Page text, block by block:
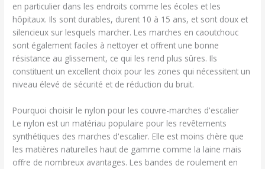
en particulier dans les endroits comme les écoles et les
hôpitaux. Ils sont durables, durent 10 à 15 ans, et sont doux et
silencieux sur lesquels marcher. Les marches en caoutchouc
sont également faciles à nettoyer et offrent une bonne
résistance au glissement, ce qui les rend plus sûres. Ils
constituent un excellent choix pour les zones qui nécessitent un
niveau élevé de sécurité et de réduction du bruit.
Pourquoi choisir le nylon pour les couvre-marches d'escalier
Le nylon est un matériau populaire pour les revêtements
synthétiques des marches d'escalier. Elle est moins chère que
les matières naturelles haut de gamme comme la laine mais
offre de nombreux avantages. Les bandes de roulement en